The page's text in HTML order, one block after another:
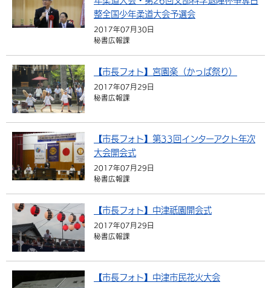
整全国少年柔道大会予選会
2017年07月30日
秘書広報課
【市長フォト】宮園楽（かっぱ祭り）
2017年07月29日
秘書広報課
【市長フォト】第33回インターアクト年次
大会開会式
2017年07月29日
秘書広報課
【市長フォト】中津祇園開会式
2017年07月29日
秘書広報課
【市長フォト】中津市民花火大会